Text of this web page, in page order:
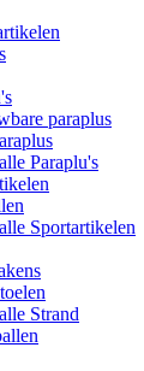
paraplus
Paraplu's
Sportartikelen
Strand